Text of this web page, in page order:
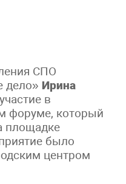
СПО
дело» Ирина
в
форуме, который
площадке
было
центром